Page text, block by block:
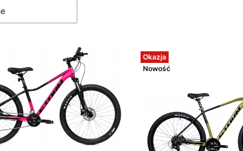
Okazja
Nowość